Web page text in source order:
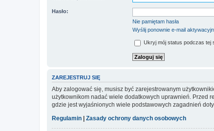
Hasło:
Nie pamiętam hasła
Wyślij ponownie e-mail
Ukryj mój status podczas tej
ZAREJESTRUJ SIĘ
Aby zalogować się, musisz być zarejestrowanym
użytkownikom nadać wiele dodatkowych uprawnień. Przed
gdzie jest wyjaśnionych wiele podstawowych zagadnień
Regulamin | Zasady ochrony danych osobowych